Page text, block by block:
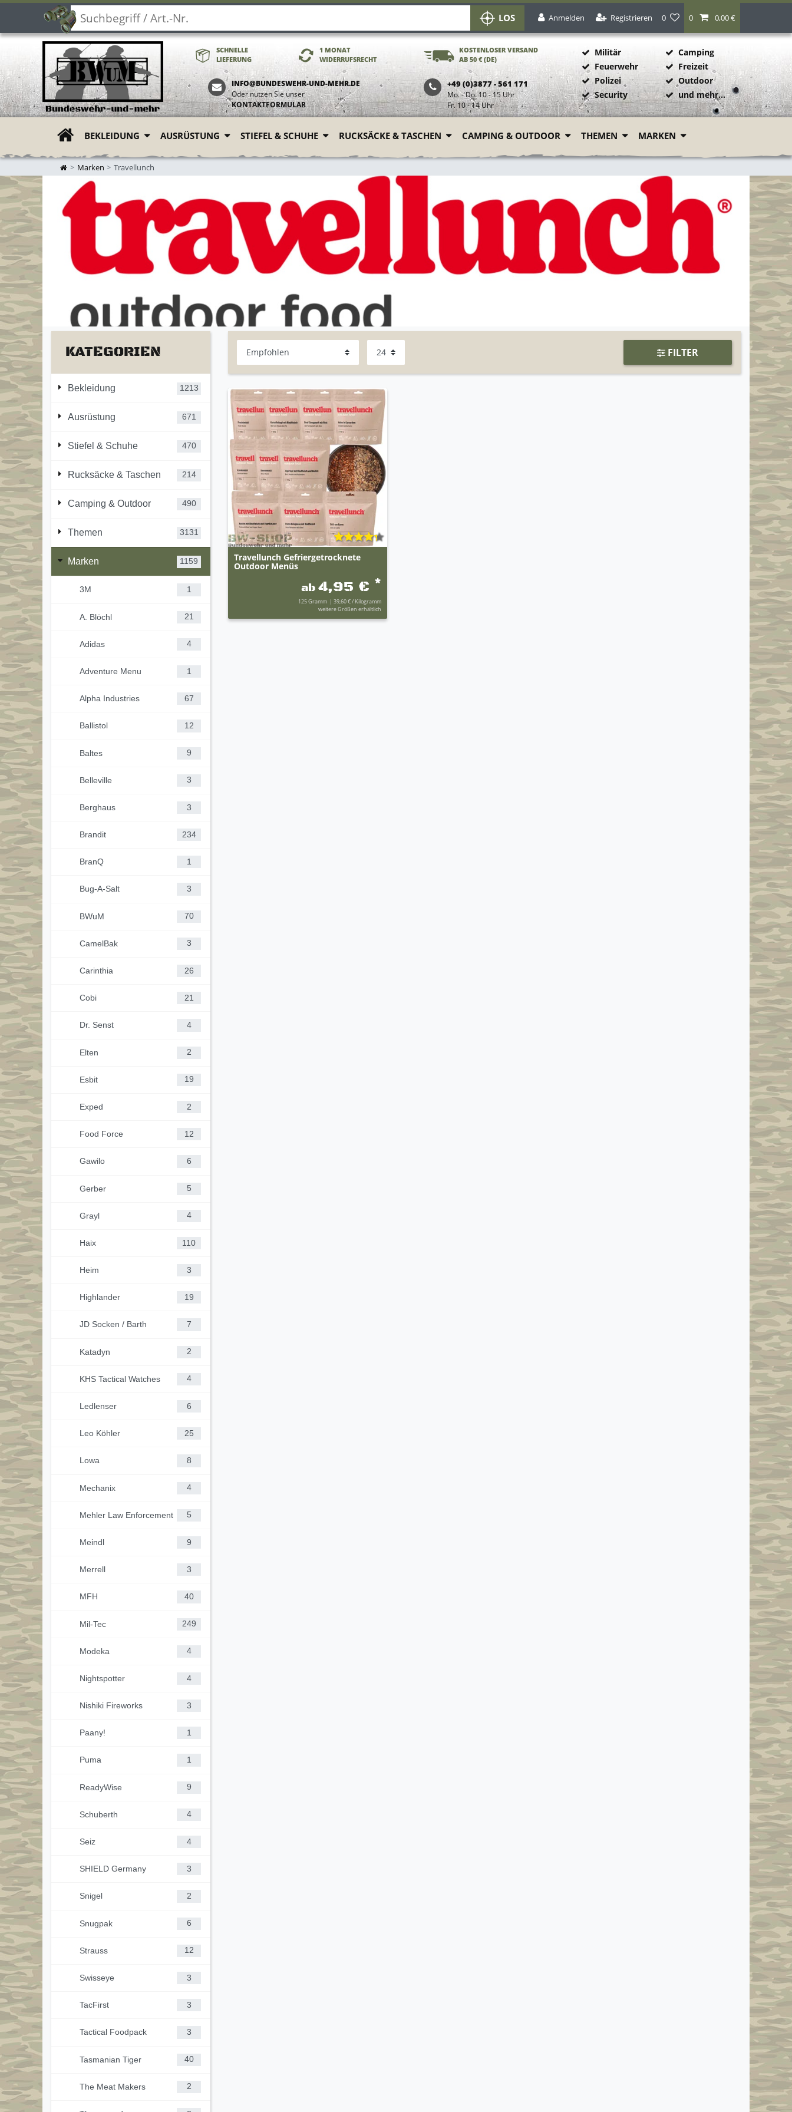
LOS Anmelden Registrieren 0 0 0,00 €
SCHNELLE
LIEFERUNG
1 MONAT
WIDERRUFSRECHT
KOSTENLOSER VERSAND
AB 50 € (DE)
INFO@BUNDESWEHR-UND-MEHR.DE
Oder nutzen Sie unser
KONTAKTFORMULAR
+49 (0)3877 - 561 171
Mo. - Do. 10 - 15 Uhr
Fr. 10 - 14 Uhr
Militär
Feuerwehr
Polizei
Security
Camping
Freizeit
Outdoor
und mehr...
ZUR STARTSEITE
BEKLEIDUNG AUSRÜSTUNG STIEFEL & SCHUHE RUCKSÄCKE & TASCHEN CAMPING & OUTDOOR THEMEN MARKEN
Marken Travellunch
KATEGORIEN
Bekleidung 1213
Ausrüstung 671
Stiefel & Schuhe 470
Rucksäcke & Taschen 214
Camping & Outdoor 490
Themen 3131
Marken 1159
3M 1
A. Blöchl 21
Adidas 4
Adventure Menu 1
Alpha Industries 67
Ballistol 12
Baltes 9
Belleville 3
Berghaus 3
Brandit 234
BranQ 1
Bug-A-Salt 3
BWuM 70
CamelBak 3
Carinthia 26
Cobi 21
Dr. Senst 4
Elten 2
Esbit 19
Exped 2
Food Force 12
Gawilo 6
Gerber 5
Grayl 4
Haix 110
Heim 3
Highlander 19
JD Socken / Barth 7
Katadyn 2
KHS Tactical Watches 4
Ledlenser 6
Leo Köhler 25
Lowa 8
Mechanix 4
Mehler Law Enforcement 5
Meindl 9
Merrell 3
MFH 40
Mil-Tec 249
Modeka 4
Nightspotter 4
Nishiki Fireworks 3
Paany! 1
Puma 1
ReadyWise 9
Schuberth 4
Seiz 4
SHIELD Germany 3
Snigel 2
Snugpak 6
Strauss 12
Swisseye 3
TacFirst 3
Tactical Foodpack 3
Tasmanian Tiger 40
The Meat Makers 2
FILTER
Travellunch Gefriergetrocknete
Outdoor Menüs
ab4,95 € *
125Gramm | 39,60 € / Kilogramm
weitere Größen erhältlich